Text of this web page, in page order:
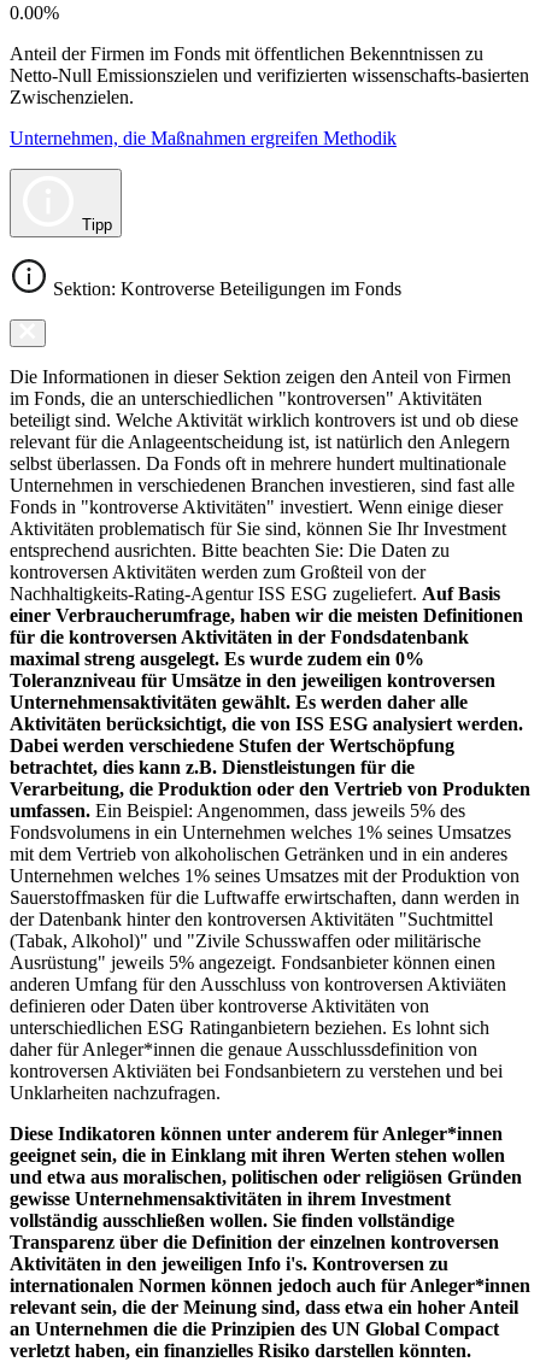
0.00%
Anteil der Firmen im Fonds mit öffentlichen Bekenntnissen zu
Netto-Null Emissionszielen und verifizierten wissenschafts-basierten
Zwischenzielen.
Unternehmen, die Maßnahmen ergreifen Methodik
Tipp
Sektion: Kontroverse Beteiligungen im Fonds
Die Informationen in dieser Sektion zeigen den Anteil von Firmen
im Fonds, die an unterschiedlichen "kontroversen" Aktivitäten
beteiligt sind. Welche Aktivität wirklich kontrovers ist und ob diese
relevant für die Anlageentscheidung ist, ist natürlich den Anlegern
selbst überlassen. Da Fonds oft in mehrere hundert multinationale
Unternehmen in verschiedenen Branchen investieren, sind fast alle
Fonds in "kontroverse Aktivitäten" investiert. Wenn einige dieser
Aktivitäten problematisch für Sie sind, können Sie Ihr Investment
entsprechend ausrichten. Bitte beachten Sie: Die Daten zu
kontroversen Aktivitäten werden zum Großteil von der
Nachhaltigkeits-Rating-Agentur ISS ESG zugeliefert. Auf Basis
einer Verbraucherumfrage, haben wir die meisten Definitionen
für die kontroversen Aktivitäten in der Fondsdatenbank
maximal streng ausgelegt. Es wurde zudem ein 0%
Toleranzniveau für Umsätze in den jeweiligen kontroversen
Unternehmensaktivitäten gewählt. Es werden daher alle
Aktivitäten berücksichtigt, die von ISS ESG analysiert werden.
Dabei werden verschiedene Stufen der Wertschöpfung
betrachtet, dies kann z.B. Dienstleistungen für die
Verarbeitung, die Produktion oder den Vertrieb von Produkten
umfassen. Ein Beispiel: Angenommen, dass jeweils 5% des
Fondsvolumens in ein Unternehmen welches 1% seines Umsatzes
mit dem Vertrieb von alkoholischen Getränken und in ein anderes
Unternehmen welches 1% seines Umsatzes mit der Produktion von
Sauerstoffmasken für die Luftwaffe erwirtschaften, dann werden in
der Datenbank hinter den kontroversen Aktivitäten "Suchtmittel
(Tabak, Alkohol)" und "Zivile Schusswaffen oder militärische
Ausrüstung" jeweils 5% angezeigt. Fondsanbieter können einen
anderen Umfang für den Ausschluss von kontroversen Aktiviäten
definieren oder Daten über kontroverse Aktivitäten von
unterschiedlichen ESG Ratinganbietern beziehen. Es lohnt sich
daher für Anleger*innen die genaue Ausschlussdefinition von
kontroversen Aktiviäten bei Fondsanbietern zu verstehen und bei
Unklarheiten nachzufragen.
Diese Indikatoren können unter anderem für Anleger*innen
geeignet sein, die in Einklang mit ihren Werten stehen wollen
und etwa aus moralischen, politischen oder religiösen Gründen
gewisse Unternehmensaktivitäten in ihrem Investment
vollständig ausschließen wollen. Sie finden vollständige
Transparenz über die Definition der einzelnen kontroversen
Aktivitäten in den jeweiligen Info i's. Kontroversen zu
internationalen Normen können jedoch auch für Anleger*innen
relevant sein, die der Meinung sind, dass etwa ein hoher Anteil
an Unternehmen die die Prinzipien des UN Global Compact
verletzt haben, ein finanzielles Risiko darstellen könnten.